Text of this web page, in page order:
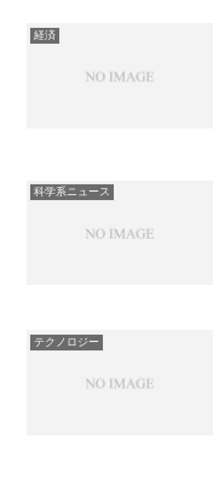
経済
科学系ニュース
テクノロジー